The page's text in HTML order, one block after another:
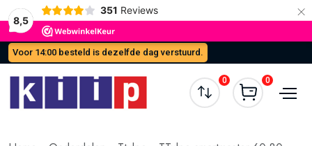
8,5
351 Reviews ×
Voor 14:00 besteld is dezelfde dag verstuurd.
0 0